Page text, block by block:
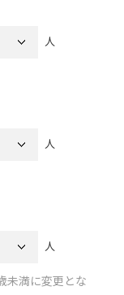
人
人
人
満に変更とな